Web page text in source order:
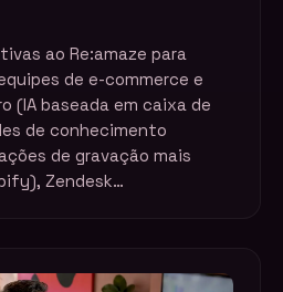
ao Re:amaze para
de e-commerce e
(IA baseada em caixa de
de conhecimento
de gravação mais
Zendesk…